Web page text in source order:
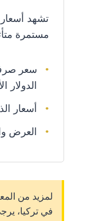
تشهد
مستمرة
سعر صرف
الدولار
أسعار
العرض
لمزيد من
في تركيا،